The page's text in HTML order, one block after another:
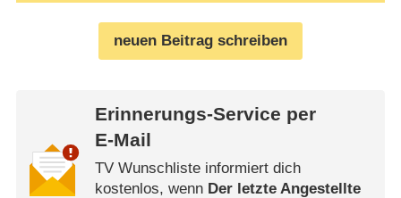
neuen Beitrag schreiben
Erinnerungs-Service per
E-Mail
TV Wunschliste informiert dich
kostenlos, wenn Der letzte Angestellte